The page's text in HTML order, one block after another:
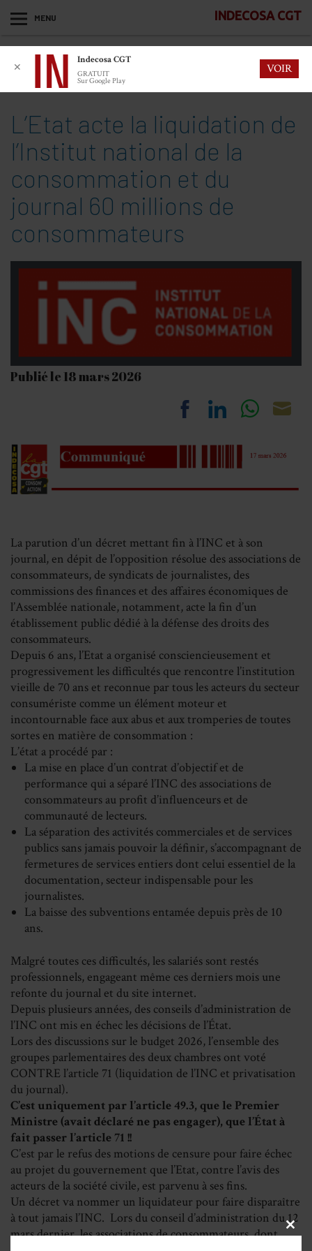
MENU INDECOSA CGT
L’Etat acte la liquidation de
l’Institut national de la
consommation et du
journal 60 millions de
consommateurs
Publié le 18 mars 2026
on
La parution d’un décret mettant fin à l’INC et à son
journal, en dépit de l’opposition résolue des associations de
consommateurs, de syndicats de journalistes, des
commissions des finances et des affaires économiques de
l’Assemblée nationale, notamment, acte la fin d’un
établissement public dédié à la défense des droits des
consommateurs.
Depuis 6 ans, l’Etat a organisé consciencieusement et
progressivement les difficultés que rencontre l’institution
vieille de 70 ans et reconnue par tous les acteurs du secteur
consumériste comme un élément moteur et
incontournable face aux abus et aux tromperies de toutes
sortes en matière de consommation :
L’état a procédé par :
La mise en place d’un contrat d’objectif et de
performance qui a séparé l’INC des associations de
consommateurs au profit d’influenceurs et de
communauté de lecteurs.
La séparation des activités commerciales et de services
publics sans jamais pouvoir la définir, s’accompagnant de
fermetures de services entiers dont celui essentiel de la
documentation, secteur indispensable pour les
journalistes.
La baisse des subventions entamée depuis près de 10
ans.
Malgré toutes ces difficultés, les salariés sont restés
professionnels, engageant même ces derniers mois une
refonte du journal et du site internet.
Depuis plusieurs années, des conseils d’administration de
l’INC ont mis en échec les décisions de l’État.
Lors des discussions sur le budget 2026, l’ensemble des
groupes parlementaires des deux chambres ont voté
CONTRE l’article 71 (liquidation de l’INC et privatisation
du journal).
C’est uniquement par l’article 49.3, que le Premier
Ministre (avait déclaré ne pas engager), que l’État à
fait passer l’article 71 !!
C’est par le refus des motions de censure pour faire échec
au projet du gouvernement que l’Etat, contre l’avis des
acteurs de la société civile, est parvenu à ses fins.
Un décret va nommer un liquidateur pour faire disparaître
à tout jamais l’INC. Lors du conseil d’administration du 12
mars dernier, les associations de consommateurs, dont
✕
Indecosa CGT
GRATUIT
Sur Google Play
VOIR